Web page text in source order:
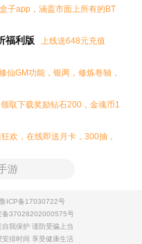
子app，涵盖市面上所有的BT
福利版
上线送648元充值
仙GM功能，银两，修炼卷轴，
取下载奖励钻石200，金魂币1
欢，在线即送月卡，300抽，
游
鲁ICP备17030722号
备37028202000575号
我保护 谨防受骗上当
排时间 享受健康生活